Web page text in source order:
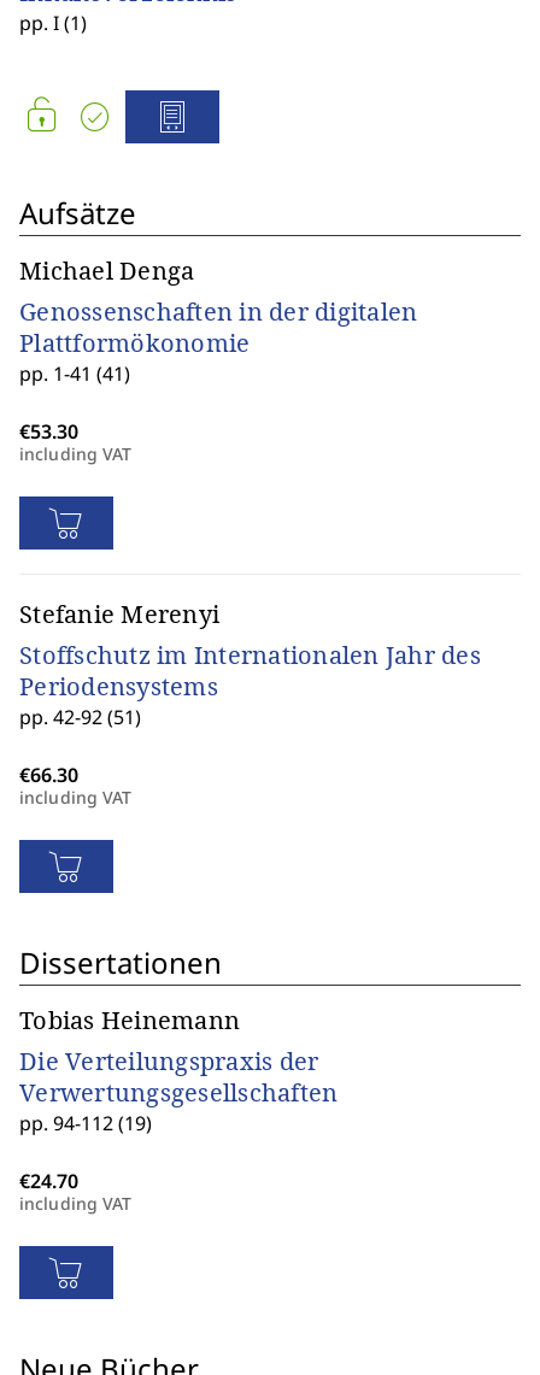
pp. I (1)
Aufsätze
Michael Denga
Genossenschaften in der digitalen
Plattformökonomie
pp. 1-41 (41)
including VAT
Stefanie Merenyi
Stoffschutz im Internationalen Jahr des
Periodensystems
pp. 42-92 (51)
including VAT
Dissertationen
Tobias Heinemann
Die Verteilungspraxis der
Verwertungsgesellschaften
pp. 94-112 (19)
including VAT